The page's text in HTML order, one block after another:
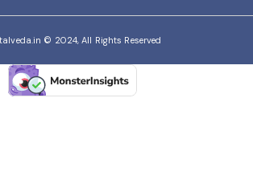
© 2024, All Rights Reserved